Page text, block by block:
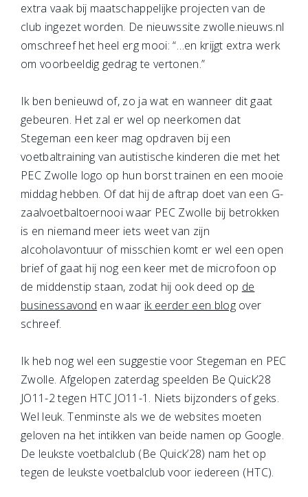
extra vaak bij maatschappelijke projecten van de
club ingezet worden. De nieuwssite zwolle.nieuws.nl
omschreef het heel erg mooi: “…en krijgt extra werk
om voorbeeldig gedrag te vertonen.”
Ik ben benieuwd of, zo ja wat en wanneer dit gaat
gebeuren. Het zal er wel op neerkomen dat
Stegeman een keer mag opdraven bij een
voetbaltraining van autistische kinderen die met het
PEC Zwolle logo op hun borst trainen en een mooie
middag hebben. Of dat hij de aftrap doet van een G-
zaalvoetbaltoernooi waar PEC Zwolle bij betrokken
is en niemand meer iets weet van zijn
alcoholavontuur of misschien komt er wel een open
brief of gaat hij nog een keer met de microfoon op
de middenstip staan, zodat hij ook deed op de
businessavond en waar ik eerder een blogover
schreef.
Ik heb nog wel een suggestie voor Stegeman en PEC
Zwolle. Afgelopen zaterdag speelden Be Quick’28
JO11-2 tegen HTC JO11-1. Niets bijzonders of geks.
Wel leuk. Tenminste als we de websites moeten
geloven na het intikken van beide namen op Google.
De leukste voetbalclub (Be Quick’28) nam het op
tegen de leukste voetbalclub voor iedereen (HTC).